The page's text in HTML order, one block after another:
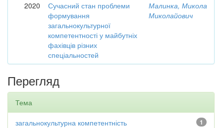
2020
Сучасний стан проблеми
формування
загальнокультурної
компетентності у майбутніх
фахівців різних
спеціальностей
Малинка, Микола
Миколайович
Перегляд
Тема
1
загальнокультурна компетентність